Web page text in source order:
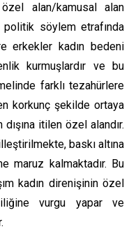
alan/kamusal alan
söylem etrafında
erkekler kadın bedeni
kurmuşlardır ve bu
farklı tezahürlere
korkunç şekilde ortaya
itilen özel alandır.
baskı altına
maruz kalmaktadır. Bu
kadın direnişinin özel
vurgu yapar ve